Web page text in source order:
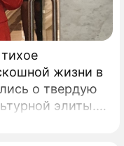
жизни в
о твердую
элиты.
75-